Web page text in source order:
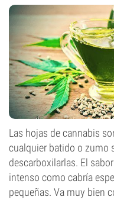
Las hojas de cannabis
cualquier batido o zumo
descarboxilarlas. El
intenso como cabría
pequeñas. Va muy bien